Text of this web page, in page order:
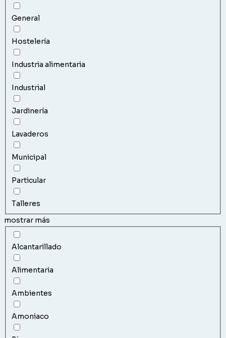
General
Hostelería
Industria alimentaria
Industrial
Jardinería
Lavaderos
Municipal
Particular
Talleres
mostrar más
Alcantarillado
Alimentaria
Ambientes
Amoniaco